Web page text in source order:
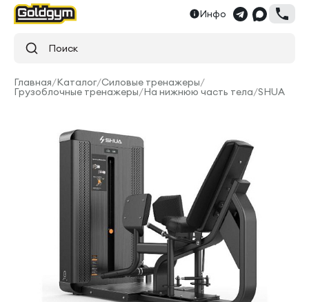
Инфо
Поиск
Главная/Каталог/Силовые тренажеры/
Грузоблочные тренажеры/На нижнюю часть тела/SHUA